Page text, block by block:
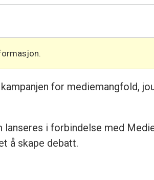
for mediemangfold,
i forbindelse med
å skape debatt.